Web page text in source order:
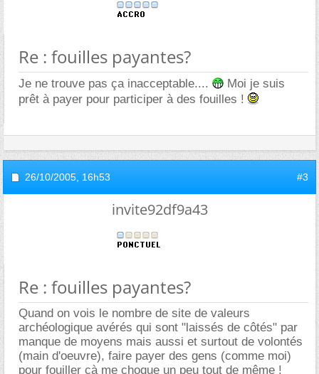
Re : fouilles payantes?
Je ne trouve pas ça inacceptable....
Moi je suis
prêt à payer pour participer à des fouilles !
26/10/2005, 16h53 #3
invite92df9a43
Re : fouilles payantes?
Quand on vois le nombre de site de valeurs
archéologique avérés qui sont "laissés de côtés" par
manque de moyens mais aussi et surtout de volontés
(main d'oeuvre), faire payer des gens (comme moi)
pour fouiller çà me choque un peu tout de même !